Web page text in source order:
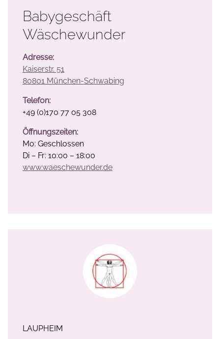
Babygeschäft
Wäschewunder
Adresse:
Kaiserstr. 51
80801 München-Schwabing
Telefon:
+49 (0)170 77 05 308
Öffnungszeiten:
Mo: Geschlossen
Di – Fr: 10:00 – 18:00
www.waeschewunder.de
LAUPHEIM